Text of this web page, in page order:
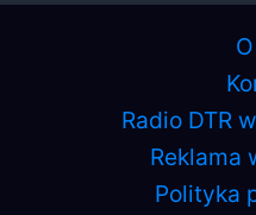
Radio DTR
Reklama
Polityka